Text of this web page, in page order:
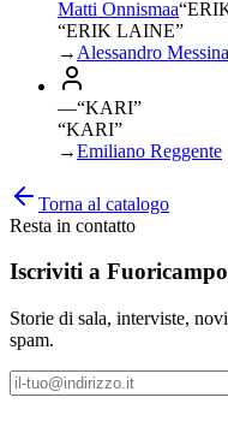
Matti Onnismaa“
“ERIK LAINE”
→ Alessandro Messina
—“KARI”
“KARI”
→Emiliano Reggente
Torna al catalogo
Resta in contatto
Iscriviti a Fuoricampo
Storie di sala, interviste,
spam.